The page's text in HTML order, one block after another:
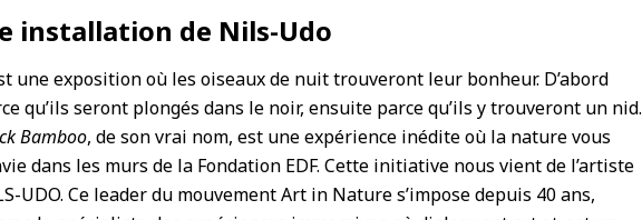
installation de Nils-Udo
une exposition où les oiseaux de nuit trouveront leur bonheur. D’abord
qu’ils seront plongés dans le noir, ensuite parce qu’ils y trouveront un nid.
Bamboo, de son vrai nom, est une expérience inédite où la nature vous
dans les murs de la Fondation EDF. Cette initiative nous vient de l’artiste
UDO. Ce leader du mouvement Art in Nature s’impose depuis 40 ans,